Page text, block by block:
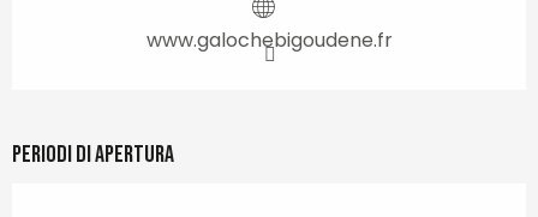
www.galochebigoudene.fr
Periodi di apertura